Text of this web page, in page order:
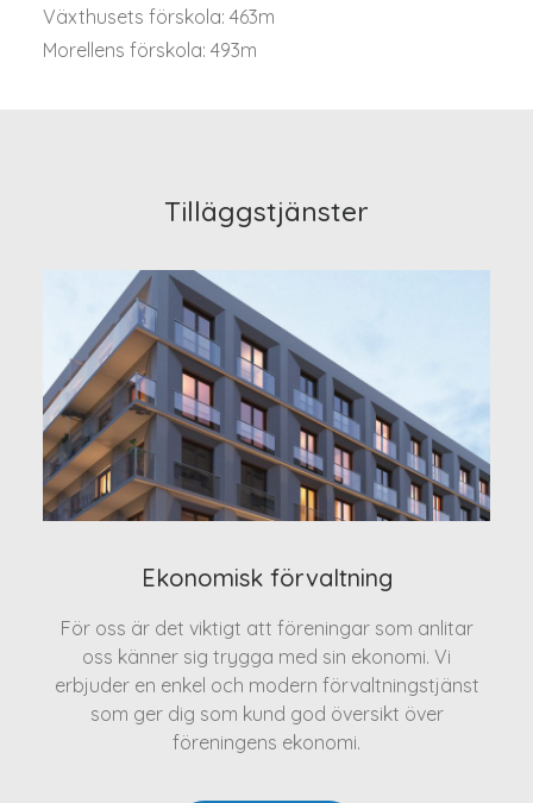
Växthusets förskola: 463m
Morellens förskola: 493m
Tilläggstjänster
Ekonomisk förvaltning
För oss är det viktigt att föreningar som anlitar
oss känner sig trygga med sin ekonomi. Vi
erbjuder en enkel och modern förvaltningstjänst
som ger dig som kund god översikt över
föreningens ekonomi.